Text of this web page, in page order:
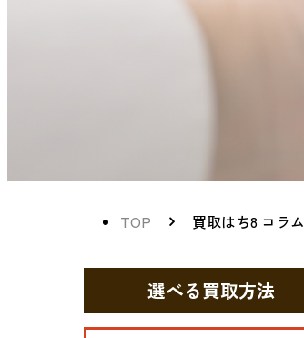
TOP 買取はち8 コラム
選べる買取方法